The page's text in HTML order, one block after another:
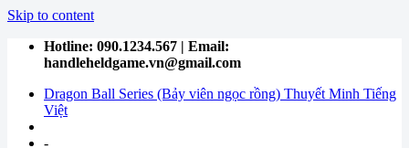
Skip to content
Hotline: 090.1234.567 | Email:
handleheldgame.vn@gmail.com
Dragon Ball Series (Bảy viên ngọc rồng) Thuyết Minh Tiếng
Việt
-